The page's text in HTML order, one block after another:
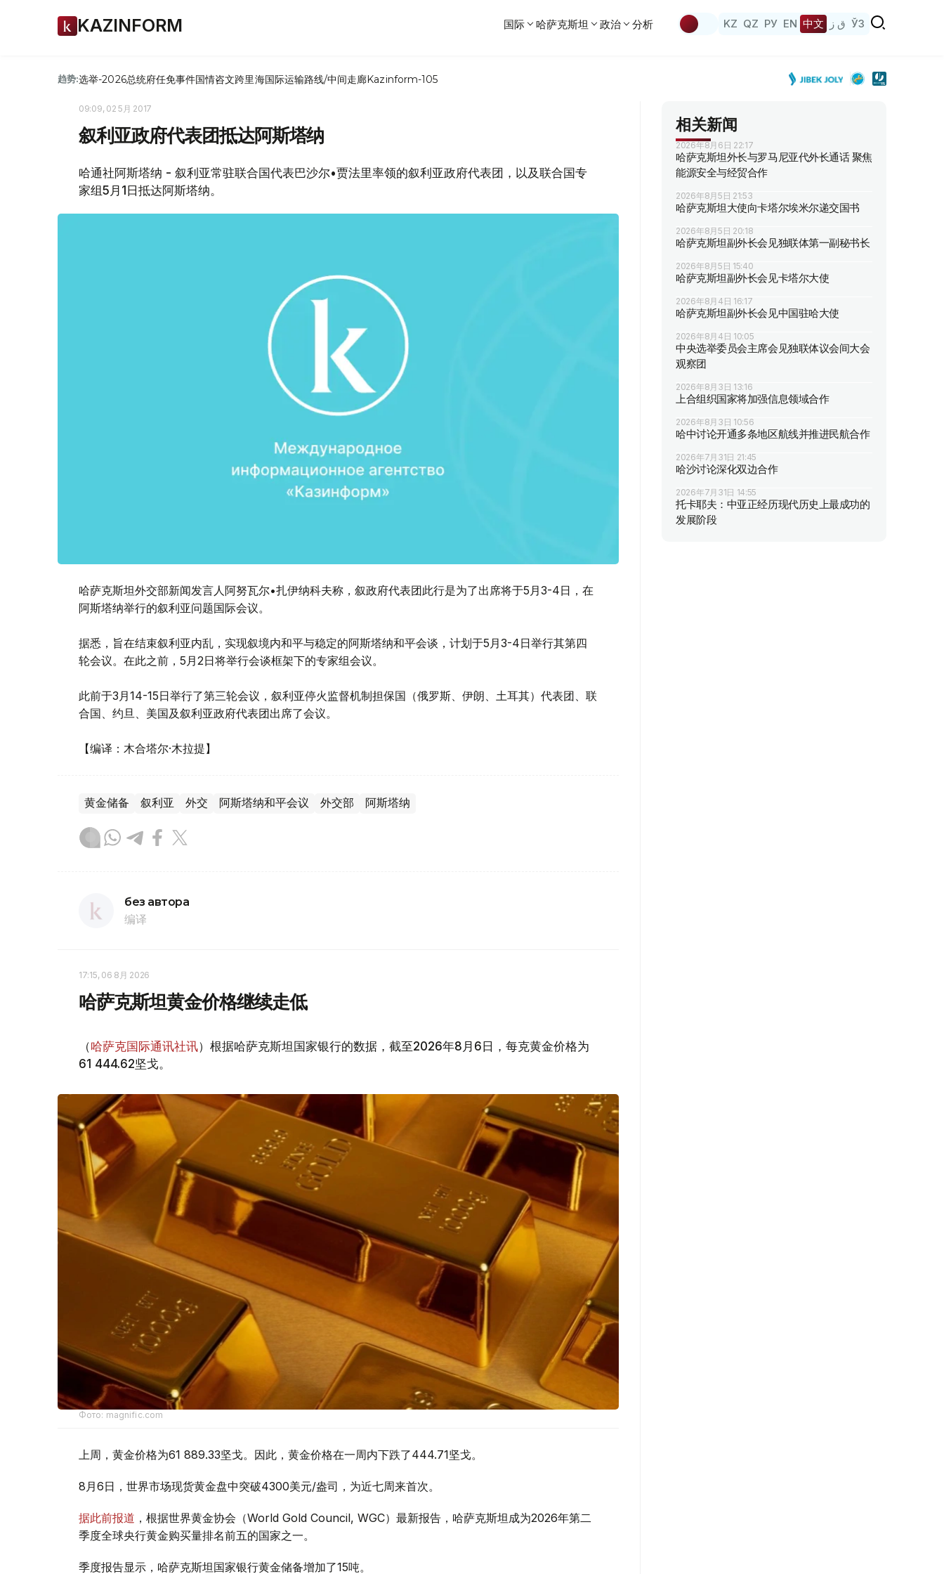
KAZINFORM 国际 哈萨克斯坦 政治 分析 KZ QZ РУ EN 中文 ق ز ЎЗ
趋势:选举-2026总统府任免事件国情咨文跨里海国际运输路线/中间走廊Kazinform-105
09:09, 02 5月 2017
叙利亚政府代表团抵达阿斯塔纳
哈通社阿斯塔纳 - 叙利亚常驻联合国代表巴沙尔•贾法里率领的叙利亚政府代表团，以及联合国专
家组5月1日抵达阿斯塔纳。
哈萨克斯坦外交部新闻发言人阿努瓦尔•扎伊纳科夫称，叙政府代表团此行是为了出席将于5月3-4日，在
阿斯塔纳举行的叙利亚问题国际会议。
据悉，旨在结束叙利亚内乱，实现叙境内和平与稳定的阿斯塔纳和平会谈，计划于5月3-4日举行其第四
轮会议。在此之前，5月2日将举行会谈框架下的专家组会议。
此前于3月14-15日举行了第三轮会议，叙利亚停火监督机制担保国（俄罗斯、伊朗、土耳其）代表团、联
合国、约旦、美国及叙利亚政府代表团出席了会议。
【编译：木合塔尔·木拉提】
黄金储备 叙利亚 外交 阿斯塔纳和平会议 外交部 阿斯塔纳
без автора
编译
17:15, 06 8月 2026
哈萨克斯坦黄金价格继续走低
（哈萨克国际通讯社讯）根据哈萨克斯坦国家银行的数据，截至2026年8月6日，每克黄金价格为
61 444.62坚戈。
Фото: magnific.com
上周，黄金价格为61 889.33坚戈。因此，黄金价格在一周内下跌了444.71坚戈。
8月6日，世界市场现货黄金盘中突破4300美元/盎司，为近七周来首次。
据此前报道 ，根据世界黄金协会（World Gold Council, WGC）最新报告，哈萨克斯坦成为2026年第二
季度全球央行黄金购买量排名前五的国家之一。
季度报告显示，哈萨克斯坦国家银行黄金储备增加了15吨。
相关新闻
2026年8月6日 22:17
哈萨克斯坦外长与罗马尼亚代外长通话 聚焦
能源安全与经贸合作
2026年8月5日 21:53
哈萨克斯坦大使向卡塔尔埃米尔递交国书
2026年8月5日 20:18
哈萨克斯坦副外长会见独联体第一副秘书长
2026年8月5日 15:40
哈萨克斯坦副外长会见卡塔尔大使
2026年8月4日 16:17
哈萨克斯坦副外长会见中国驻哈大使
2026年8月4日 10:05
中央选举委员会主席会见独联体议会间大会
观察团
2026年8月3日 13:16
上合组织国家将加强信息领域合作
2026年8月3日 10:56
哈中讨论开通多条地区航线并推进民航合作
2026年7月31日 21:45
哈沙讨论深化双边合作
2026年7月31日 14:55
托卡耶夫：中亚正经历现代历史上最成功的
发展阶段